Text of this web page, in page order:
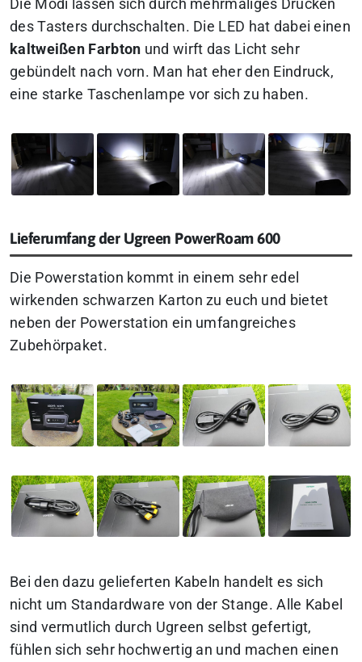
Die Modi lassen sich durch mehrmaliges Drücken
des Tasters durchschalten. Die LED hat dabei einen
kaltweißen Farbton und wirft das Licht sehr
gebündelt nach vorn. Man hat eher den Eindruck,
eine starke Taschenlampe vor sich zu haben.
Lieferumfang der Ugreen PowerRoam 600
Die Powerstation kommt in einem sehr edel
wirkenden schwarzen Karton zu euch und bietet
neben der Powerstation ein umfangreiches
Zubehörpaket.
Bei den dazu gelieferten Kabeln handelt es sich
nicht um Standardware von der Stange. Alle Kabel
sind vermutlich durch Ugreen selbst gefertigt,
fühlen sich sehr hochwertig an und machen einen